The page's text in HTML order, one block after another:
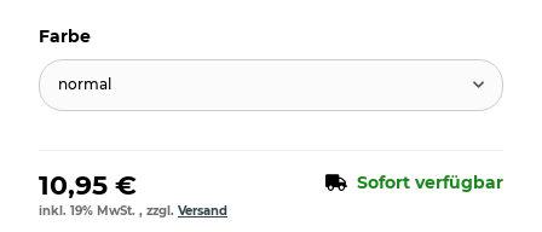
Farbe
normal
10,95 € Sofort verfügbar
inkl. 19% MwSt. , zzgl. Versand